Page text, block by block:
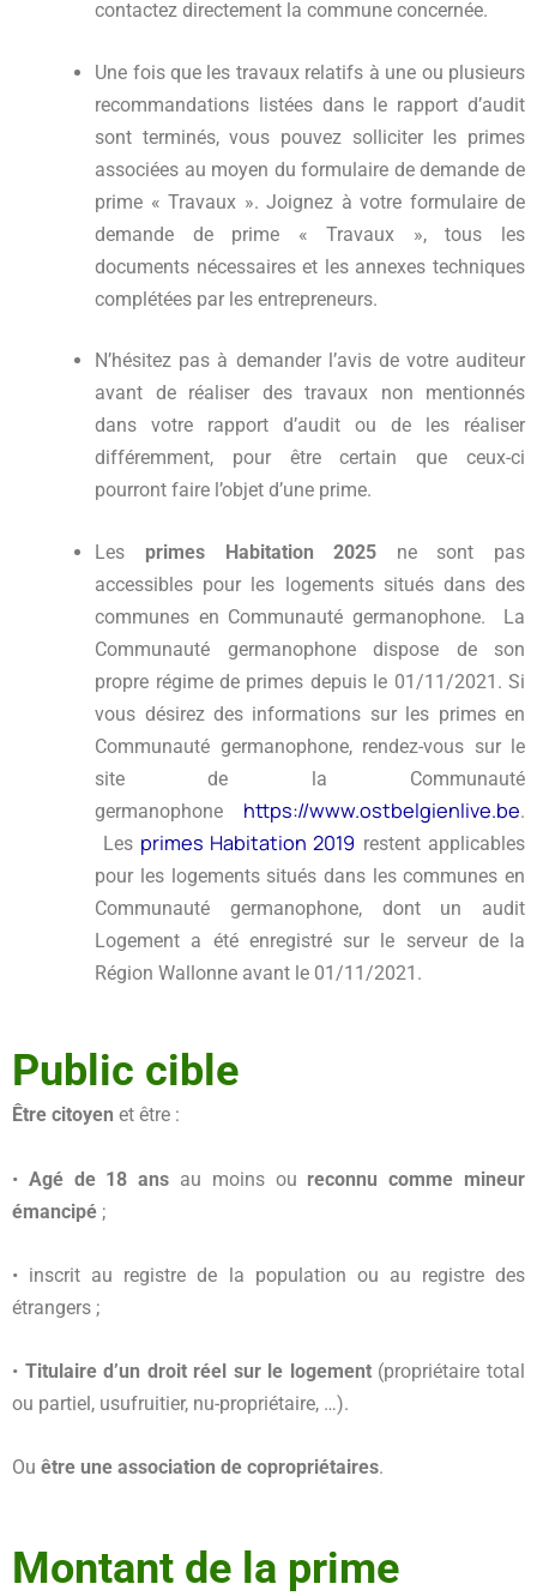
contactez directement la commune concernée.
Une fois que les travaux relatifs à une ou plusieurs
recommandations listées dans le rapport d’audit
sont terminés, vous pouvez solliciter les primes
associées au moyen du formulaire de demande de
prime « Travaux ». Joignez à votre formulaire de
demande de prime « Travaux », tous les
documents nécessaires et les annexes techniques
complétées par les entrepreneurs.
N’hésitez pas à demander l’avis de votre auditeur
avant de réaliser des travaux non mentionnés
dans votre rapport d’audit ou de les réaliser
différemment, pour être certain que ceux-ci
pourront faire l’objet d’une prime.
Les primes Habitation 2025 ne sont pas
accessibles pour les logements situés dans des
communes en Communauté germanophone. La
Communauté germanophone dispose de son
propre régime de primes depuis le 01/11/2021. Si
vous désirez des informations sur les primes en
Communauté germanophone, rendez-vous sur le
site de la Communauté
germanophone https://www.ostbelgienlive.be.
Les primes Habitation 2019 restent applicables
pour les logements situés dans les communes en
Communauté germanophone, dont un audit
Logement a été enregistré sur le serveur de la
Région Wallonne avant le 01/11/2021.
Public cible
Être citoyen et être :
• Agé de 18 ans au moins ou reconnu comme mineur
émancipé ;
• inscrit au registre de la population ou au registre des
étrangers ;
• Titulaire d’un droit réel sur le logement(propriétaire total
ou partiel, usufruitier, nu-propriétaire, …).
Ou être une association de copropriétaires.
Montant de la prime